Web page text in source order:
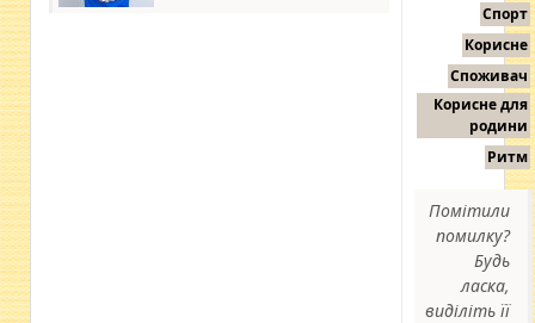
Спорт
Корисне
Споживач
Корисне для
родини
Ритм
Помітили
помилку?
Будь
ласка,
виділіть її